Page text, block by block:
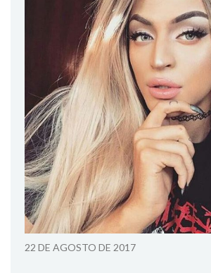
22 DE AGOSTO DE 2017